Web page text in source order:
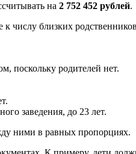
на 2 752 452 рублей.
числу близких
поскольку родителей нет.
заведения, до 23 лет.
ними в равных пропорциях.